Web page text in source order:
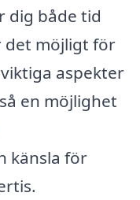
dig både tid
det möjligt för
aspekter
en möjlighet
känsla för